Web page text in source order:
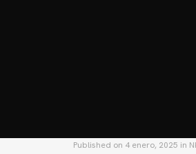
Published on 4 enero, 2025 in